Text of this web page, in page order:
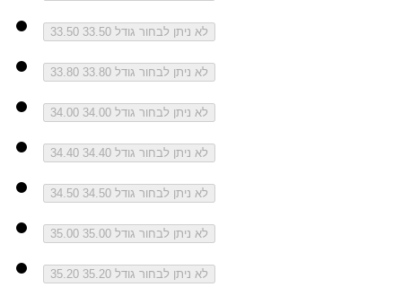
33.50 לא ניתן לבחור גודל 33.50
33.80 לא ניתן לבחור גודל 33.80
34.00 לא ניתן לבחור גודל 34.00
34.40 לא ניתן לבחור גודל 34.40
34.50 לא ניתן לבחור גודל 34.50
35.00 לא ניתן לבחור גודל 35.00
35.20 לא ניתן לבחור גודל 35.20